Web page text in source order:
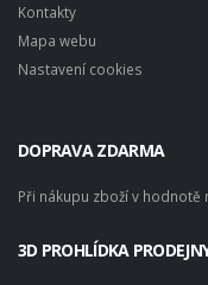
Kontakty
Mapa webu
Nastavení cookies
DOPRAVA ZDARMA
Při nákupu zboží v hodnotě
3D PROHLÍDKA